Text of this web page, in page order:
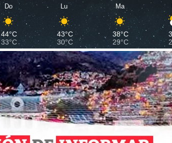
Do
44°C
33°C
Lu
43°C
30°C
Ma
38°C
29°C